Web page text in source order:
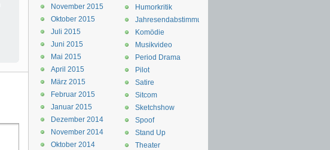
Humorkritik
Jahresendabstimmung
Komödie
Musikvideo
Period Drama
Pilot
Satire
Sitcom
Sketchshow
Spoof
Stand Up
Theater
November 2015
Oktober 2015
Juli 2015
Juni 2015
Mai 2015
April 2015
März 2015
Februar 2015
Januar 2015
Dezember 2014
November 2014
Oktober 2014